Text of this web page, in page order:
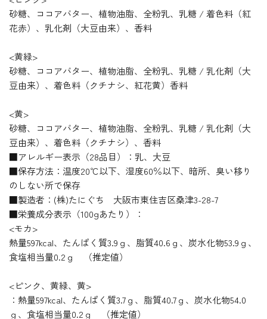
砂糖、ココアバター、植物油脂、全粉乳、乳糖 / 着色料（紅
花赤）、乳化剤（大豆由来）、香料
<黄緑>
砂糖、ココアバター、植物油脂、全粉乳、乳糖 / 乳化剤（大
豆由来）、着色料（クチナシ、紅花黄）香料
<黄>
砂糖、ココアバター、植物油脂、全粉乳、乳糖 / 乳化剤（大
豆由来）、着色料（クチナシ）、香料
■アレルギー表示（28品目）：乳、大豆
■保存方法：温度20℃以下、湿度60％以下、暗所、臭い移り
のしない所で保存
■製造者：(株)たにぐち 大阪市東住吉区桑津3-28-7
■栄養成分表示（100gあたり）：
<モカ>
熱量597kcal、たんぱく質3.9ｇ、脂質40.6ｇ、炭水化物53.9ｇ、
食塩相当量0.2ｇ （推定値）
<ピンク、黄緑、黄>
：熱量597kcal、たんぱく質3.7ｇ、脂質40.7ｇ、炭水化物54.0
ｇ、食塩相当量0.2ｇ （推定値）